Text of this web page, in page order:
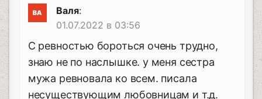
Валя:
01.07.2022 в 03:56
С ревностью бороться очень трудно,
знаю не по наслышке. у меня сестра
мужа ревновала ко всем. писала
несуществующим любовницам и т.д.